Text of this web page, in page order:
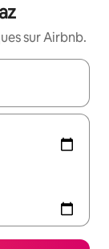
sur Airbnb.
les en utilisant